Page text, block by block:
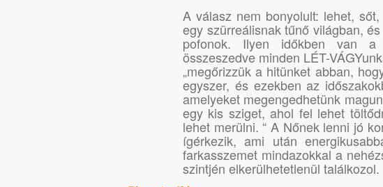
A válasz nem bonyolult: lehet,
egy szürreálisnak tűnő világban,
pofonok. Ilyen időkben van a
összeszedve minden LÉT-
„megőrizzük a hitünket abban,
egyszer, és ezekben az
amelyeket megengedhetünk
egy kis sziget, ahol fel lehet
lehet merülni. “ A Nőnek lenni jó
ígérkezik, ami után
farkasszemet mindazokkal a
szintjén elkerülhetetlenül találkozol.